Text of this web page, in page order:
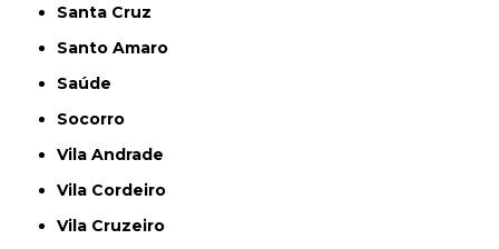
Santa Cruz
Santo Amaro
Saúde
Socorro
Vila Andrade
Vila Cordeiro
Vila Cruzeiro